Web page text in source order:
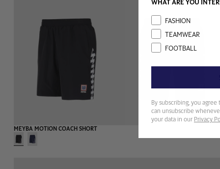
MEYBA MOTION COACH SHORT
WHAT ARE YOU
InterestFASHION
TEAMWEAR
FOOTBALL
By subscribing, you agree
can unsubscribe
your data in our Privacy